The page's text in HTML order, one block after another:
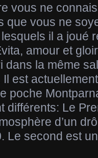
vous ne
que vous ne
il a joué
amour et
dans la même
est
poche
différents: Le
d’un
Le second est